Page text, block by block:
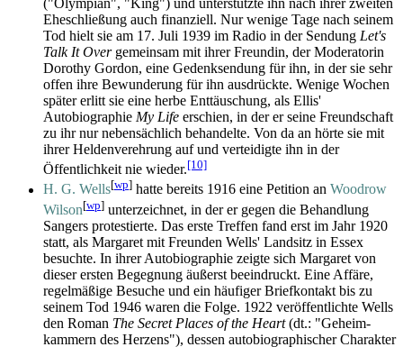
("Olympian", "King") und unterstützte ihn nach ihrer zweiten
Eheschließung auch finanziell. Nur wenige Tage nach seinem
Tod hielt sie am 17. Juli 1939 im Radio in der Sendung Let's
Talk It Overgemeinsam mit ihrer Freundin, der Moderatorin
Dorothy Gordon, eine Gedenk­sendung für ihn, in der sie sehr
offen ihre Bewunderung für ihn ausdrückte. Wenige Wochen
später erlitt sie eine herbe Enttäuschung, als Ellis'
Autobiographie My Life erschien, in der er seine Freundschaft
zu ihr nur nebensächlich behandelte. Von da an hörte sie mit
ihrer Helden­verehrung auf und verteidigte ihn in der
Öffentlichkeit nie wieder.[10]
H. G. Wells[wp] hatte bereits 1916 eine Petition an Woodrow
Wilson[wp] unterzeichnet, in der er gegen die Behandlung
Sangers protestierte. Das erste Treffen fand erst im Jahr 1920
statt, als Margaret mit Freunden Wells' Landsitz in Essex
besuchte. In ihrer Autobiographie zeigte sich Margaret von
dieser ersten Begegnung äußerst beeindruckt. Eine Affäre,
regelmäßige Besuche und ein häufiger Briefkontakt bis zu
seinem Tod 1946 waren die Folge. 1922 veröffentlichte Wells
den Roman The Secret Places of the Heart(dt.: "Geheim­
kammern des Herzens"), dessen autobiographischer Charakter